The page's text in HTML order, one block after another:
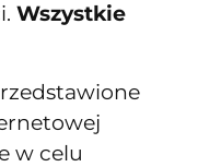
Wszystkie
w celu